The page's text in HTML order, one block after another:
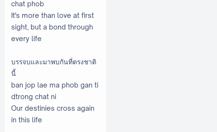
chat phob
It's more than love at first
sight, but a bond through
every life
บรรจบและมาพบกันที่ตรงชาติ
นี้
ban jop lae ma phob gan ti
dtrong chat ni
Our destinies cross again
in this life